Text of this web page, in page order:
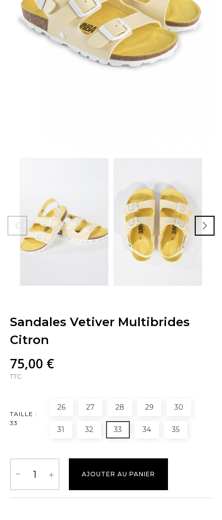
Sandales Vetiver Multibrides
Citron
75,00 €
TTC
TAILLE :
33
26 27 28 29 30
31 32 33 34 35
AJOUTER AU PANIER